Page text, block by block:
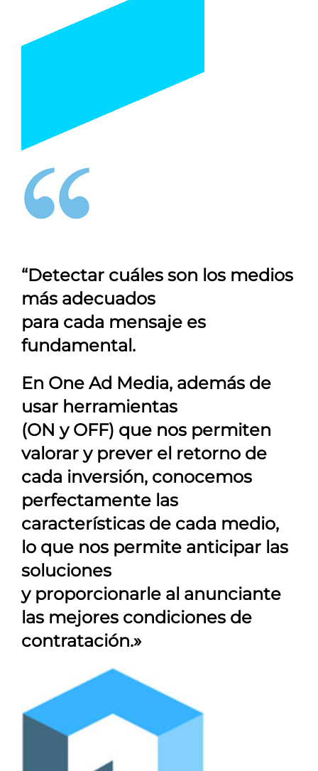
“Detectar cuáles son los medios
más adecuados
para cada mensaje es
fundamental.
En One Ad Media, además de
usar herramientas
(ON y OFF) que nos permiten
valorar y prever el retorno de
cada inversión, conocemos
perfectamente las
características de cada medio,
lo que nos permite anticipar las
soluciones
y proporcionarle al anunciante
las mejores condiciones de
contratación.»